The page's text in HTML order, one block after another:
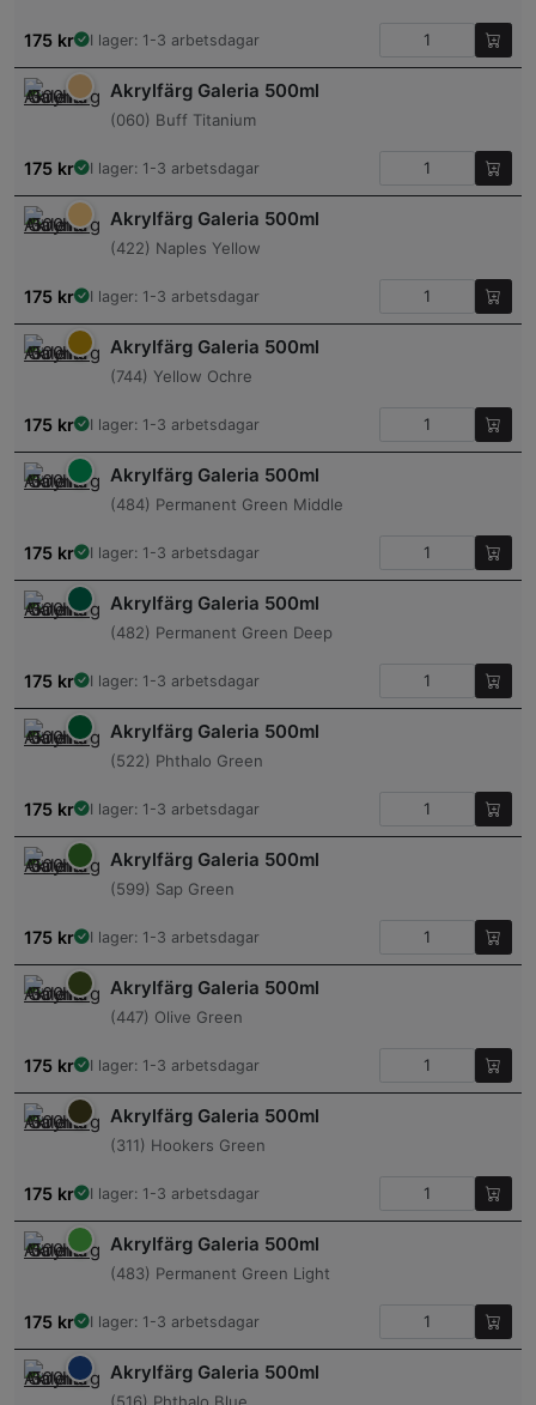
175 kr I lager: 1-3 arbetsdagar
Akrylfärg Galeria 500ml
(060) Buff Titanium
175 kr I lager: 1-3 arbetsdagar
Akrylfärg Galeria 500ml
(422) Naples Yellow
175 kr I lager: 1-3 arbetsdagar
Akrylfärg Galeria 500ml
(744) Yellow Ochre
175 kr I lager: 1-3 arbetsdagar
Akrylfärg Galeria 500ml
(484) Permanent Green Middle
175 kr I lager: 1-3 arbetsdagar
Akrylfärg Galeria 500ml
(482) Permanent Green Deep
175 kr I lager: 1-3 arbetsdagar
Akrylfärg Galeria 500ml
(522) Phthalo Green
175 kr I lager: 1-3 arbetsdagar
Akrylfärg Galeria 500ml
(599) Sap Green
175 kr I lager: 1-3 arbetsdagar
Akrylfärg Galeria 500ml
(447) Olive Green
175 kr I lager: 1-3 arbetsdagar
Akrylfärg Galeria 500ml
(311) Hookers Green
175 kr I lager: 1-3 arbetsdagar
Akrylfärg Galeria 500ml
(483) Permanent Green Light
175 kr I lager: 1-3 arbetsdagar
Akrylfärg Galeria 500ml